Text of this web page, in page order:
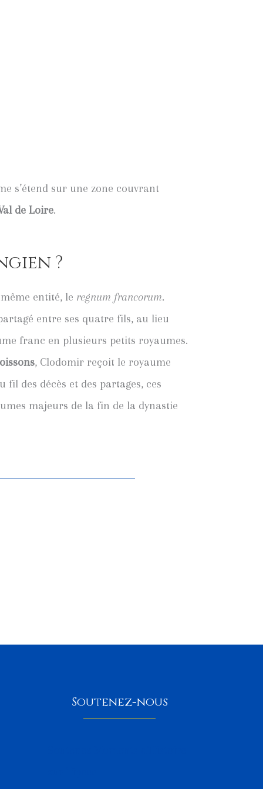
s’étend sur une zone couvrant
de Loire.
?
entité, le regnum francorum.
entre ses quatre fils, au lieu
franc en plusieurs petits royaumes.
, Clodomir reçoit le royaume
fil des décès et des partages, ces
majeurs de la fin de la dynastie
Soutenez-nous